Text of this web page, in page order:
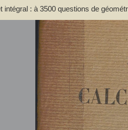
intégral : à 3500 questions de
David Deitch (1879-19..). Auteur